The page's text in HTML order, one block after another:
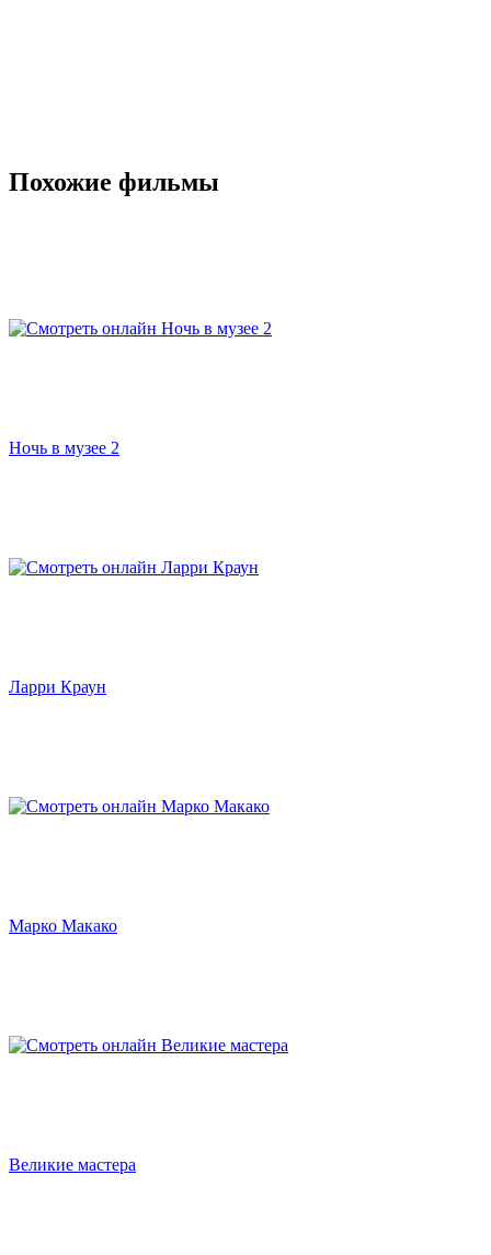
Похожие фильмы
Ночь в музее 2
Ларри Краун
Марко Макако
Великие мастера